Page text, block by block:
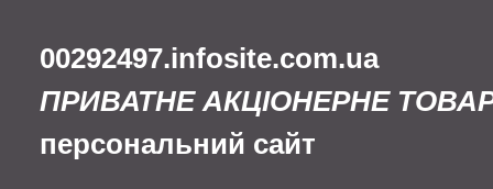
00292497.infosite.com.ua
ПРИВАТНЕ АКЦІОНЕРНЕ
персональний сайт